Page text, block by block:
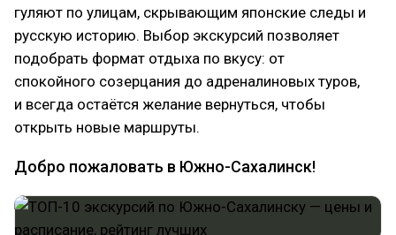
гуляют по улицам, скрывающим японские следы и
русскую историю. Выбор экскурсий позволяет
подобрать формат отдыха по вкусу: от
спокойного созерцания до адреналиновых туров,
и всегда остаётся желание вернуться, чтобы
открыть новые маршруты.
Добро пожаловать в Южно-Сахалинск!